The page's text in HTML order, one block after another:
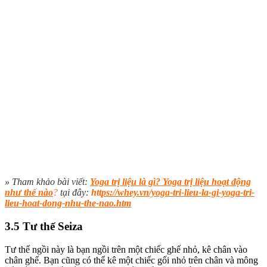
» Tham khảo bài viết: Yoga trị liệu là gì? Yoga trị liệu hoạt động
như thế nào? tại đây: https://whey.vn/yoga-tri-lieu-la-gi-yoga-tri-
lieu-hoat-dong-nhu-the-nao.htm
3.5 Tư thế Seiza
Tư thế ngồi này là bạn ngồi trên một chiếc ghế nhỏ, kê chân vào
chân ghế. Bạn cũng có thể kê một chiếc gối nhỏ trên chân và mông